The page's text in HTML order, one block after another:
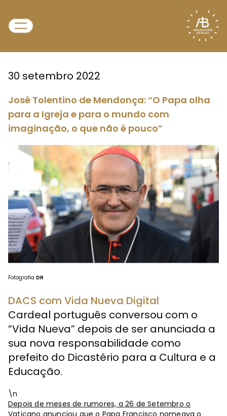
30 setembro 2022
José Tolentino de Mendonça: “O Papa olha
para a Igreja e para o mundo com
imaginação, o que não é pouco”
Fotografia DR
DACS com Vida Nueva Digital
Cardeal português conversou com o
“Vida Nueva” depois de ser anunciada a
sua nova responsabilidade como
prefeito do Dicastério para a Cultura e a
Educação.
\n
Depois de meses de rumores, a 26 de Setembro o